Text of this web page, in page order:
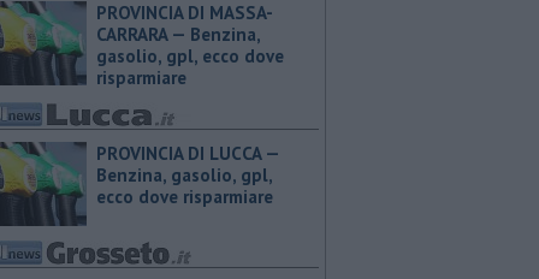
PROVINCIA DI MASSA-
CARRARA — ​Benzina,
gasolio, gpl, ecco dove
risparmiare
PROVINCIA DI LUCCA — ​
Benzina, gasolio, gpl,
ecco dove risparmiare